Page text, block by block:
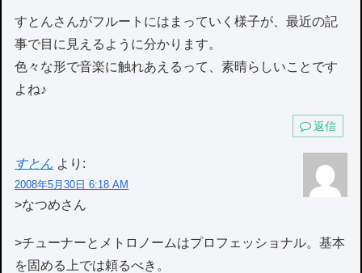
すとんさんがフルートにはまっていく様子が、最近の記
事で目に見えるように分かります。
色々な形で音楽に触れあえるって、素晴らしいことです
よね♪
返信
すとん より:
2008年5月30日 6:18 AM
>なつめさん
>チューナーとメトロノームはプロフェッショナル。基本
を固める上では頼るべき。